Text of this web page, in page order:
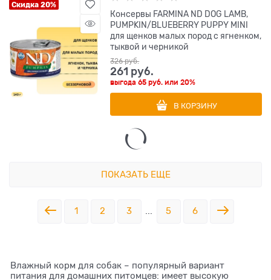
Скидка 20%
Консервы FARMINA ND DOG LAMB,
PUMPKIN/BLUEBERRY PUPPY MINI
для щенков малых пород с ягненком,
тыквой и черникой
326 руб.
261 руб.
выгода65 руб. или20%
В КОРЗИНУ
ПОКАЗАТЬ ЕЩЕ
1 2 3 ... 5 6
Влажный корм для собак – популярный вариант
питания для домашних питомцев: имеет высокую